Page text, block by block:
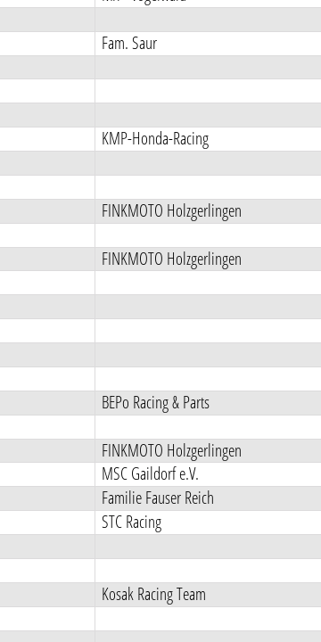
Fam. Saur
KMP-Honda-Racing
FINKMOTO Holzgerlingen
FINKMOTO Holzgerlingen
BEPo Racing & Parts
FINKMOTO Holzgerlingen
MSC Gaildorf e.V.
Familie Fauser Reich
STC Racing
Kosak Racing Team